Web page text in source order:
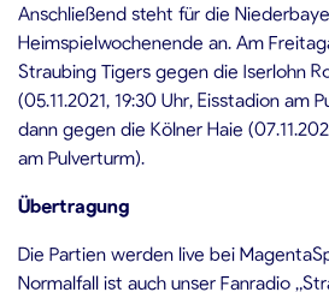
Anschließend steht für die
Heimspielwochenende an. Am
Straubing Tigers gegen die Iserlohn
(05.11.2021, 19:30 Uhr, Eisstadion am
dann gegen die Kölner Haie
am Pulverturm).
Übertragung
Die Partien werden live bei
Normalfall ist auch unser Fanradio